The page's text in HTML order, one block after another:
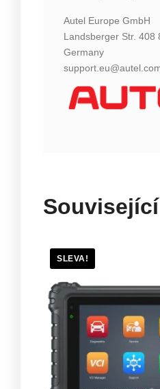
Autel Europe GmbH
Landsberger Str. 408
Germany
SLEVA!